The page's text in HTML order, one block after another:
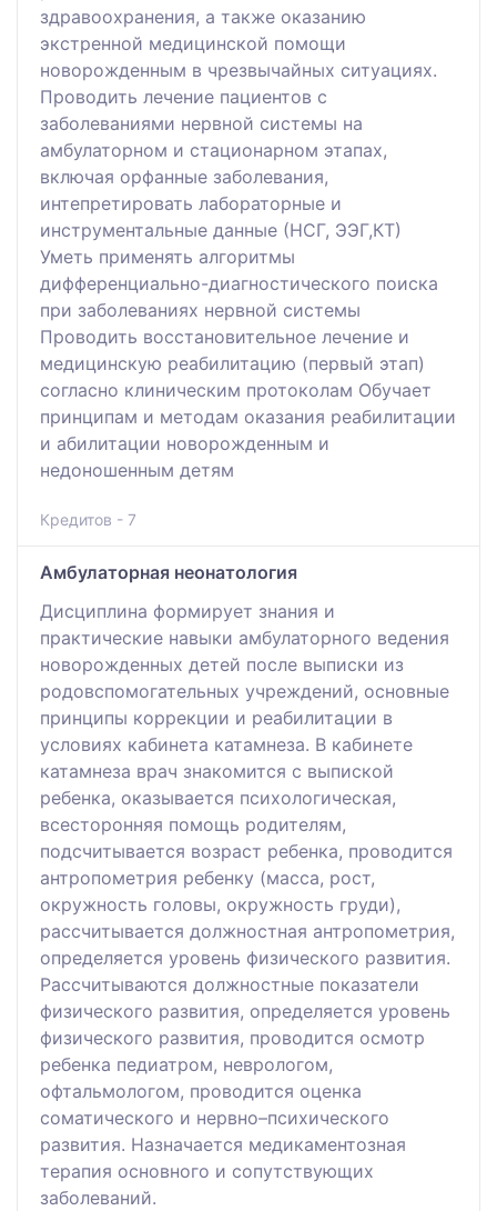
здравоохранения, а также оказанию
экстренной медицинской помощи
новорожденным в чрезвычайных ситуациях.
Проводить лечение пациентов с
заболеваниями нервной системы на
амбулаторном и стационарном этапах,
включая орфанные заболевания,
интепретировать лабораторные и
инструментальные данные (НСГ, ЭЭГ,КТ)
Уметь применять алгоритмы
дифференциально-диагностического поиска
при заболеваниях нервной системы
Проводить восстановительное лечение и
медицинскую реабилитацию (первый этап)
согласно клиническим протоколам Обучает
принципам и методам оказания реабилитации
и абилитации новорожденным и
недоношенным детям
Кредитов - 7
Амбулаторная неонатология
Дисциплина формирует знания и
практические навыки амбулаторного ведения
новорожденных детей после выписки из
родовспомогательных учреждений, основные
принципы коррекции и реабилитации в
условиях кабинета катамнеза. В кабинете
катамнеза врач знакомится с выпиской
ребенка, оказывается психологическая,
всесторонняя помощь родителям,
подсчитывается возраст ребенка, проводится
антропометрия ребенку (масса, рост,
окружность головы, окружность груди),
рассчитывается должностная антропометрия,
определяется уровень физического развития.
Рассчитываются должностные показатели
физического развития, определяется уровень
физического развития, проводится осмотр
ребенка педиатром, неврологом,
офтальмологом, проводится оценка
соматического и нервно–психического
развития. Назначается медикаментозная
терапия основного и сопутствующих
заболеваний.